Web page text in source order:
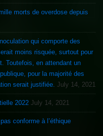
morts de overdose depuis
qui comporte des
moins risquée, surtout pour
Toutefois, en attendant un
des
serait justifiée. July 14, 2021
2022 July 14, 2021
conforme à l’éthique